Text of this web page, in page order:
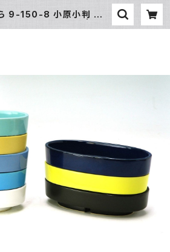
9-150-8 小原小判 黒マ